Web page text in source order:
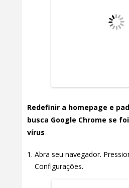
Redefinir a homepage e
busca Google Chrome se
vírus
Abra seu navegador.
Configurações.